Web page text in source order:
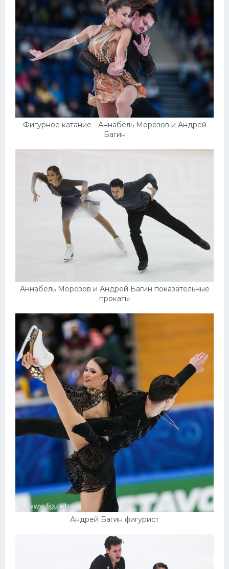
Фигурное катание - Аннабель Морозов и Андрей
Багин
Аннабель Морозов и Андрей Багин показательные
прокаты
Андрей Багин фигурист